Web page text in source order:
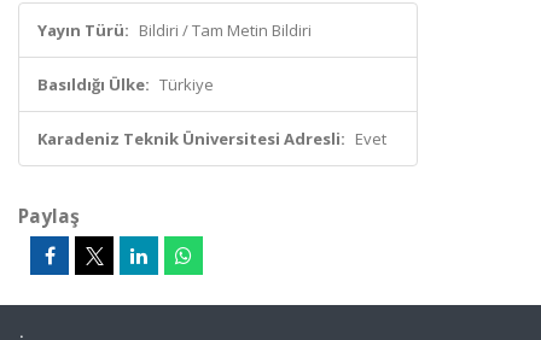
Yayın Türü: Bildiri / Tam Metin Bildiri
Basıldığı Ülke: Türkiye
Karadeniz Teknik Üniversitesi Adresli: Evet
Paylaş